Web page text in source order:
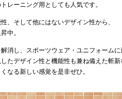
レーニング用としても人気です。
、そして他にはないデザイン性から、
中。
消し、スポーツウェア・ユニフォーム
たデザイン性と機能性も兼ね備えた斬
なる新しい感覚を是非ぜひ。